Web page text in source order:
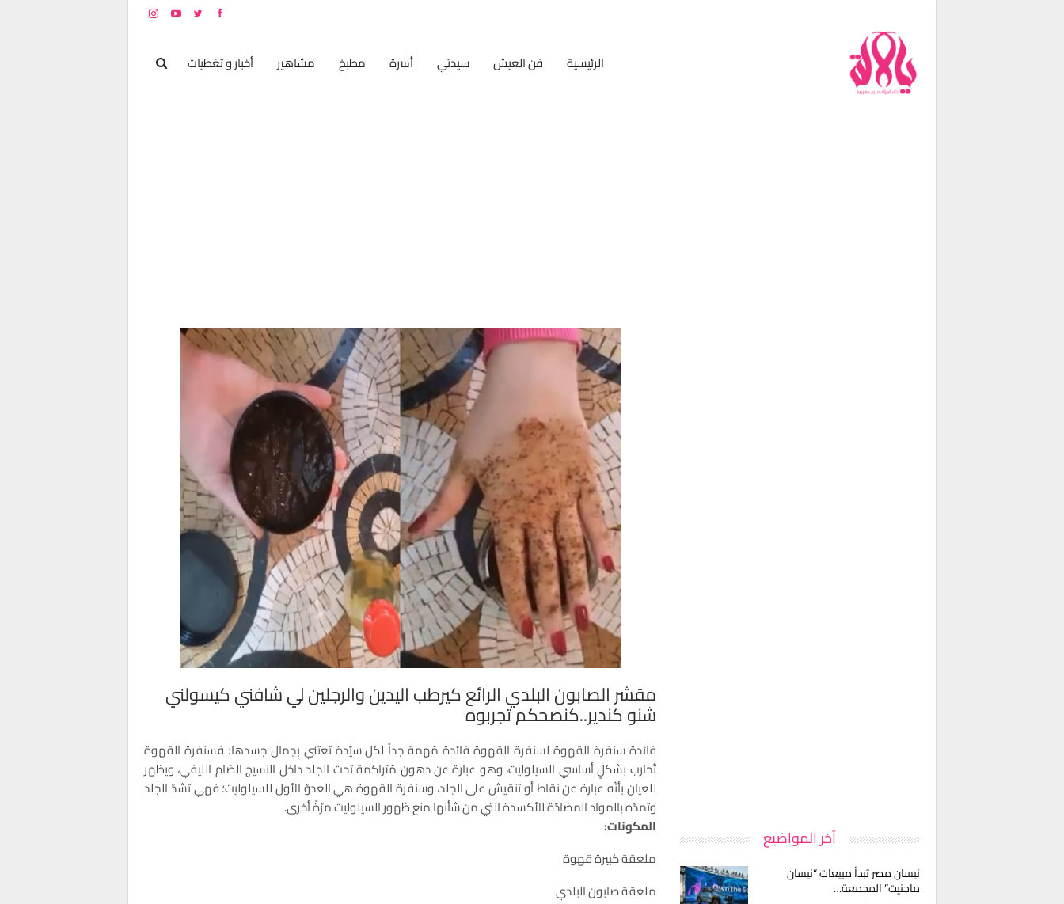
الرئيسية فن العيش سيدتي أسرة مطبخ مشاهير أخبار و تغطيات
مقشر الصابون البلدي الرائع كيرطب اليدين والرجلين لي شافني كيسولني
شنو كندير..كنصحكم تجربوه
فائدة سنفرة القهوة لسنفرة القهوة فائدة مُهمة جداً لكل سيّدة تعتني بجمال جسدها؛ فسنفرة القهوة
تُحارب بشكلٍ أساسي السيلوليت، وهو عبارة عن دهون مُتراكمة تحت الجلد داخل النسيج الضام الليفي، ويظهر
للعيان بأنّه عبارة عن نقاط أو تنقيش على الجلد، وسنفرة القهوة هي العدوّ الأول للسيلوليت؛ فهي تشدّ الجلد
وتمدّه بالمواد المضادّة للأكسدة التي من شأنها منع ظهور السيلوليت مرّةً أخرى.
المكونات:
ملعقة كبيرة قهوة
ملعقة صابون البلدي
آخر المواضيع
نيسان مصر تبدأ مبيعات “نيسان
ماجنيت” المجمعة…